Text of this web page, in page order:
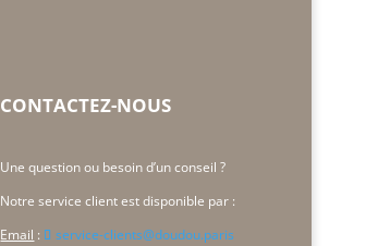
CONTACTEZ-NOUS
Une question ou besoin d’un conseil ?
Notre service client est disponible par :
Email : service-clients@doudou.paris